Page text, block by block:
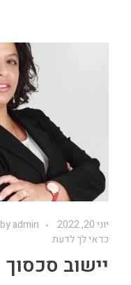
יוני 20, 2022 by admin
כדאי לך לדעת
יישוב סכסוך